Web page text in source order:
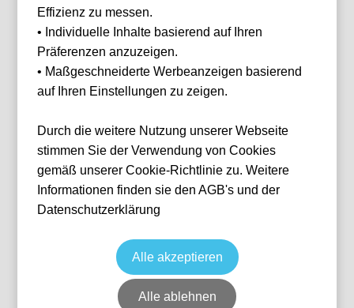
Verfügbare Kategorien (4)
Longside Block 111
20:45
9 verfügbar
Belgien
Bosuilstadion
Effizienz zu messen.
• Individuelle Inhalte basierend auf Ihren
Präferenzen anzuzeigen.
• Maßgeschneiderte Werbeanzeigen basierend
auf Ihren Einstellungen zu zeigen.
Durch die weitere Nutzung unserer Webseite
stimmen Sie der Verwendung von Cookies
gemäß unserer Cookie-Richtlinie zu. Weitere
Informationen finden sie den AGB's und der
Datenschutzerklärung
Alle akzeptieren
Alle ablehnen